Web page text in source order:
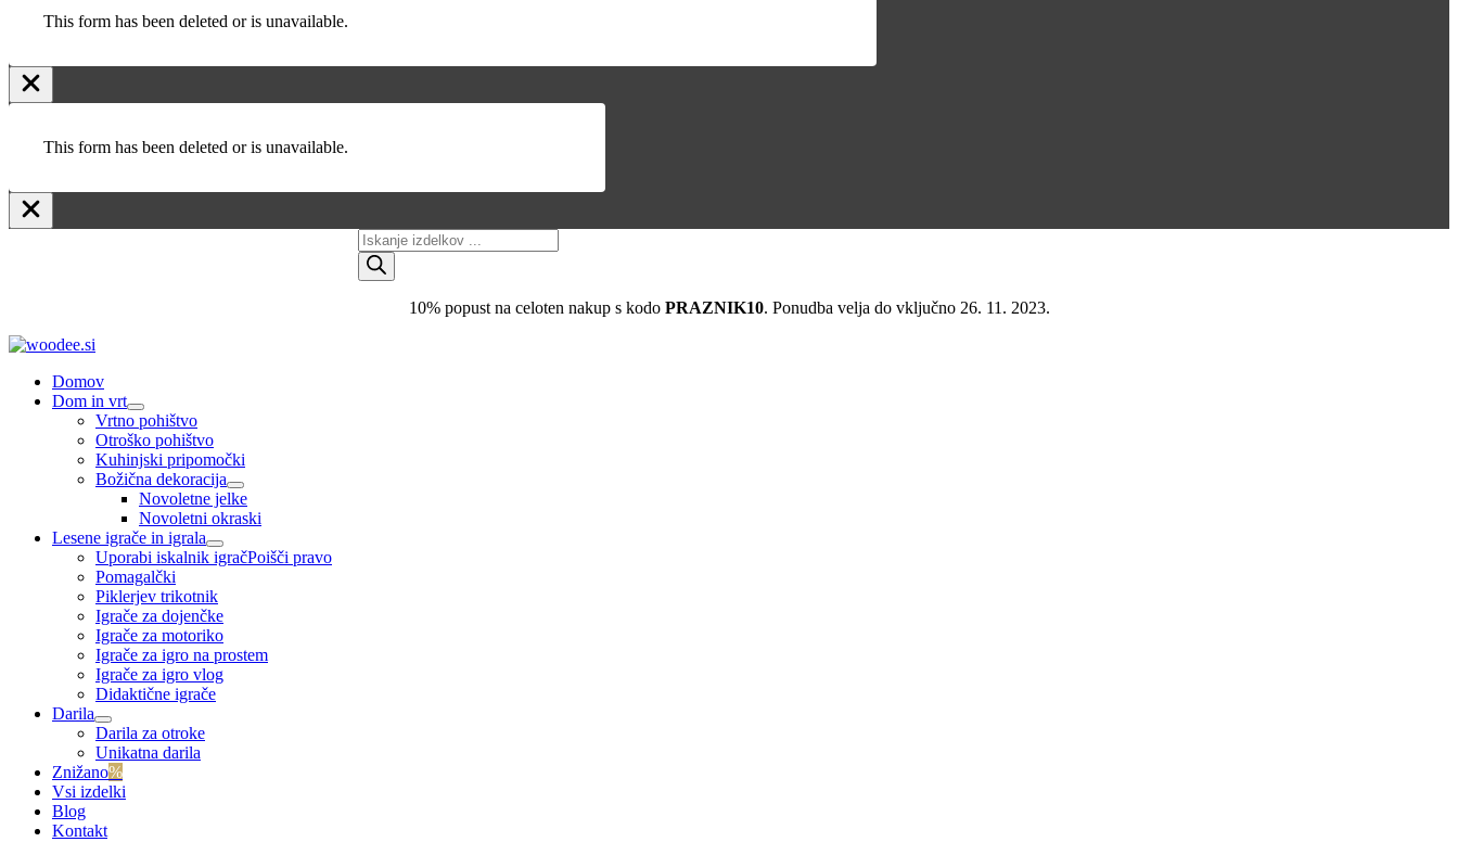
This form has been deleted or is unavailable.
This form has been deleted or is unavailable.
Products
search
10% popust na celoten nakup s kodo PRAZNIK10. Ponudba velja do vključno 26. 11. 2023.
Domov
Dom in vrt
Vrtno pohištvo
Otroško pohištvo
Kuhinjski pripomočki
Božična dekoracija
Novoletne jelke
Novoletni okraski
Lesene igrače in igrala
Uporabi iskalnik igračPoišči pravo
Pomagalčki
Piklerjev trikotnik
Igrače za dojenčke
Igrače za motoriko
Igrače za igro na prostem
Igrače za igro vlog
Didaktične igrače
Darila
Darila za otroke
Unikatna darila
Znižano%
Vsi izdelki
Blog
Kontakt